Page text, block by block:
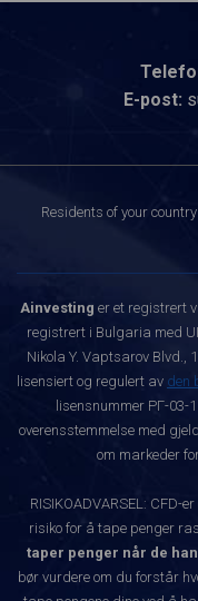
E-post:
Residents of your
Ainvesting er et registrert
registrert i Bulgaria med
Nikola Y. Vaptsarov Blvd.,
lisensiert og regulert av den
lisensnummer РГ-03-
overensstemmelse med
om markeder
RISIKOADVARSEL: CFD-
risiko for å tape penger
taper penger når de
bør vurdere om du forstår